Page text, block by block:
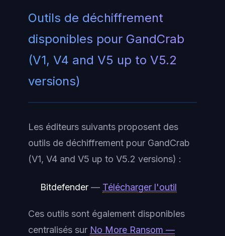
Outils de déchiffrement
disponibles pour GandCrab
(V1, V4 and V5 up to V5.2
versions)
Les éditeurs suivants proposent des
outils de déchiffrement pour GandCrab
(V1, V4 and V5 up to V5.2 versions) :
Bitdefender — Télécharger l'outil
Ces outils sont également disponibles
centralisés sur No More Ransom —